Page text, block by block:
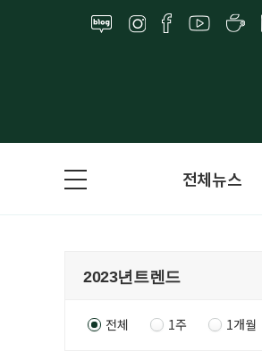
전체뉴스
전체 1주 1개월